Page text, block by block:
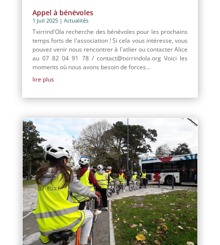
Appel à bénévoles
1 Juil 2025| Actualités
Txirrind'Ola recherche des bénévoles pour les prochains
temps forts de l'association ! Si cela vous intéresse, vous
pouvez venir nous rencontrer à l'atlier ou contacter Alice
au 07 82 04 91 78 / contact@txirrindola.org Voici les
moments où nous avons besoin de forces...
lire plus